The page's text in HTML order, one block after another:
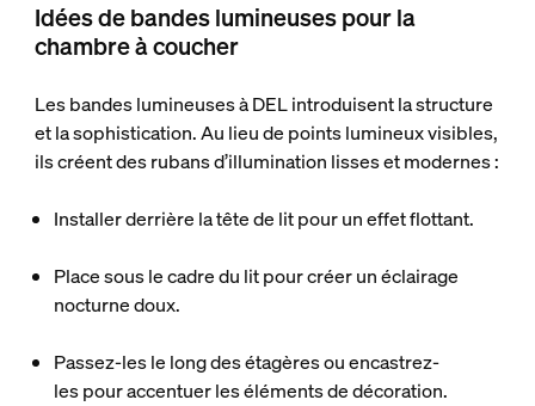
Idées de bandes lumineuses pour la
chambre à coucher
Les bandes lumineuses à DEL introduisent la structure
et la sophistication. Au lieu de points lumineux visibles,
ils créent des rubans d’illumination lisses et modernes :
Installer derrière la tête de litpour un effet flottant.
Place sous le cadre du litpour créer un éclairage
nocturne doux.
Passez-les le long des étagères ou encastrez-
lespour accentuer les éléments de décoration.